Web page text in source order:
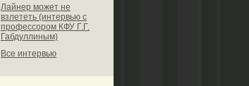
Лайнер может не
взлететь (интервью с
профессором КФУ Г.Г.
Габдуллиным)
Все интервью